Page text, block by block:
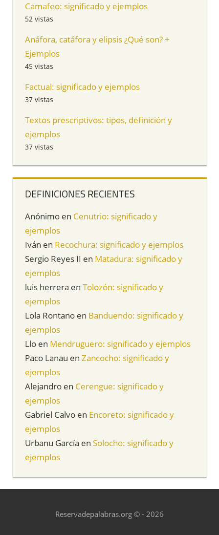
Camafeo: significado y ejemplos
52 vistas
Anáfora, catáfora y elipsis ¿Qué son? +
Ejemplos
45 vistas
Factual: significado y ejemplos
37 vistas
Textos prescriptivos: tipos, definición y
ejemplos
37 vistas
DEFINICIONES RECIENTES
Anónimo en Cenutrio: significado y
ejemplos
Iván en Recochura: significado y ejemplos
Sergio Reyes II en Matadura: significado y
ejemplos
luis herrera en Tolozón: significado y
ejemplos
Lola Rontano en Banduendo: significado y
ejemplos
Llo en Mendruguero: significado y ejemplos
Paco Lanau en Zancocho: significado y
ejemplos
Alejandro en Cerengue: significado y
ejemplos
Gabriel Calvo en Encoreto: significado y
ejemplos
Urbanu García en Solocho: significado y
ejemplos
Reservadepalabras.org © - 2026